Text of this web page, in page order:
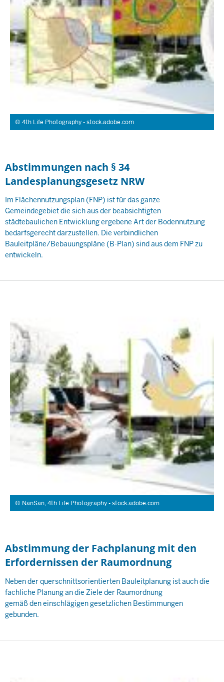
4th Life Photography - stock.adobe.com
Abstimmungen nach § 34
Landesplanungsgesetz NRW
Im Flächennutzungsplan (FNP) ist für das ganze
Gemeindegebiet die sich aus der beabsichtigten
städtebaulichen Entwicklung ergebene Art der Bodennutzung
bedarfsgerecht darzustellen. Die verbindlichen
Bauleitpläne/Bebauungspläne (B-Plan) sind aus dem FNP zu
entwickeln.
NanSan, 4th Life Photography - stock.adobe.com
Abstimmung der Fachplanung mit den
Erfordernissen der Raumordnung
Neben der querschnittsorientierten Bauleitplanung ist auch die
fachliche Planung an die Ziele der Raumordnung
gemäß den einschlägigen gesetzlichen Bestimmungen
gebunden.